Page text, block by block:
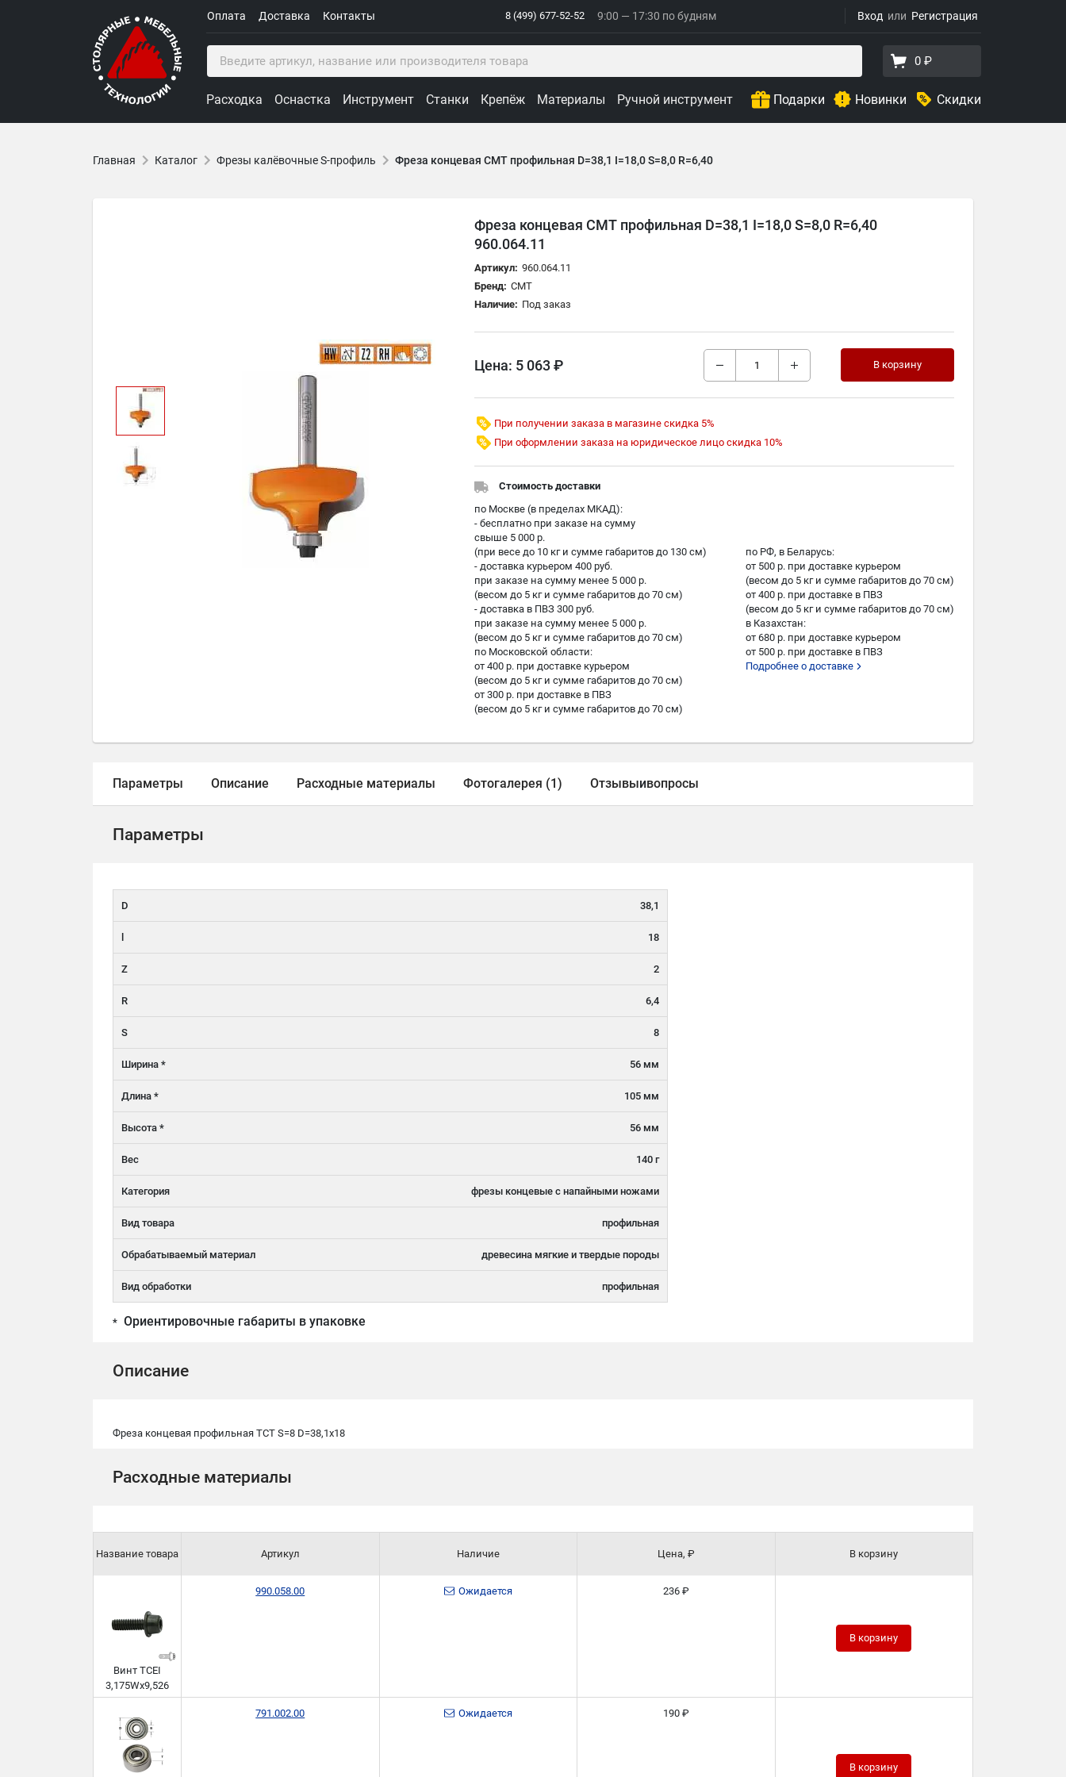
Оплата Доставка Контакты Вход Регистрация
8 (499) 677-52-52 9:00 — 17:30 по будням
0 ₽
Расходка Оснастка Инструмент Станки Крепёж Материалы Ручной инструмент Подарки Новинки Скидки
Главная Каталог Фрезы калёвочные S-профиль Фреза концевая CMT профильная D=38,1 I=18,0 S=8,0 R=6,40
Фреза концевая CMT профильная D=38,1 I=18,0 S=8,0 R=6,40
960.064.11
Артикул: 960.064.11
Бренд: CMT
Наличие: Под заказ
Цена: 5 063 ₽ В корзину
При получении заказа в магазине скидка 5%
При оформлении заказа на юридическое лицо скидка 10%
Стоимость доставки
по Москве (в пределах МKAД):
- бесплатно при заказе на сумму
свыше 5 000 р.
(при весе до 10 кг и сумме габаритов до 130 см)
- доставка курьером 400 руб.
при заказе на сумму менее 5 000 р.
(весом до 5 кг и сумме габаритов до 70 см)
- доставка в ПВЗ 300 руб.
при заказе на сумму менее 5 000 р.
(весом до 5 кг и сумме габаритов до 70 см)
по Московской области:
от 400 р. при доставке курьером
(весом до 5 кг и сумме габаритов до 70 см)
от 300 р. при доставке в ПВЗ
(весом до 5 кг и сумме габаритов до 70 см)
по РФ, в Беларусь:
от 500 р. при доставке курьером
(весом до 5 кг и сумме габаритов до 70 см)
от 400 р. при доставке в ПВЗ
(весом до 5 кг и сумме габаритов до 70 см)
в Казахстан:
от 680 р. при доставке курьером
от 500 р. при доставке в ПВЗ
Подробнее о доставке
Параметры Описание Расходные материалы Фотогалерея (1) Отзывыивопросы
Параметры
D 38,1
l 18
Z 2
R 6,4
S 8
Ширина * 56 мм
Длина * 105 мм
Высота * 56 мм
Вес 140 г
Категория фрезы концевые с напайными ножами
Вид товара профильная
Обрабатываемый материал древесина мягкие и твердые породы
Вид обработки профильная
* Ориентировочные габариты в упаковке
Описание
Фреза концевая профильная TCT S=8 D=38,1x18
Расходные материалы
Название товара
Винт TCEI
3,175Wx9,526
Артикул
990.058.00
Наличие
Ожидается
Цена, ₽
236 ₽
В корзину
В корзину
791.002.00 Ожидается 190 ₽
В корзину